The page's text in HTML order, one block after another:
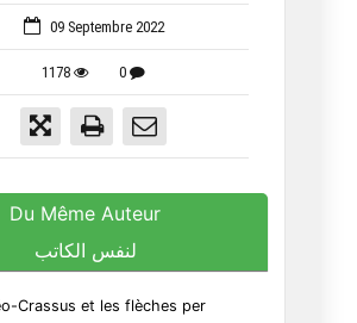
09 Septembre 2022
1178 0
Du Même Auteur
لنفس الكاتب
Crassus et les flèches per